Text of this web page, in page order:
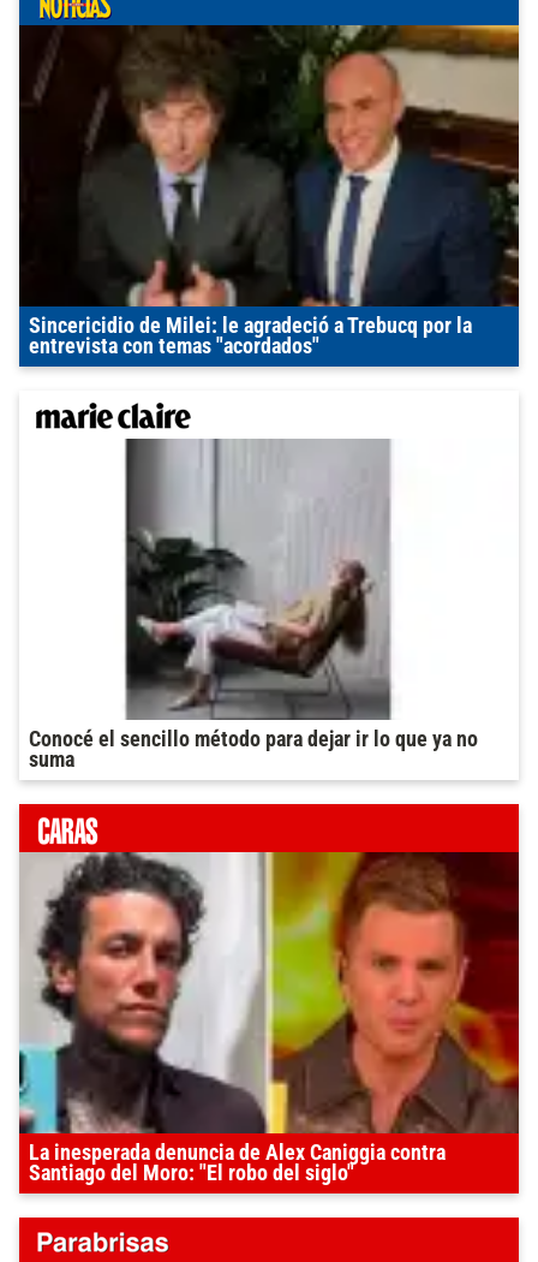
Sincericidio de Milei: le agradeció a Trebucq por la
entrevista con temas "acordados"
Conocé el sencillo método para dejar ir lo que ya no
suma
La inesperada denuncia de Alex Caniggia contra
Santiago del Moro: "El robo del siglo"